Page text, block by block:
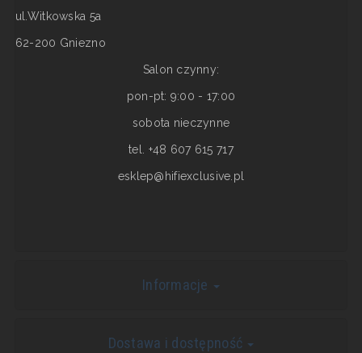
ul.Witkowska 5a
62-200 Gniezno
Salon czynny:
pon-pt: 9:00 - 17:00
sobota nieczynne
tel. +48 607 615 717
esklep@hifiexclusive.pl
Informacje
Dostawa i dostępność